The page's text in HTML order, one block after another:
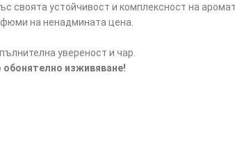
своята устойчивост и комплексност на
на ненадмината цена.
увереност и чар.
изживяване!